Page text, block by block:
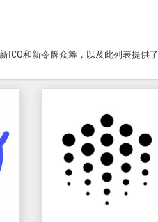
和新令牌众筹，以及此列表提供